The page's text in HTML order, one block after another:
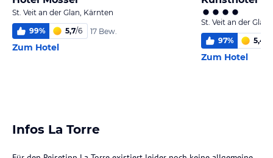
St. Veit an der Glan, Kärnten
99% 5,7/6 17 Bew.
Zum Hotel
St. Veit an der
97% 5,4
Zum Hotel
Infos La Torre